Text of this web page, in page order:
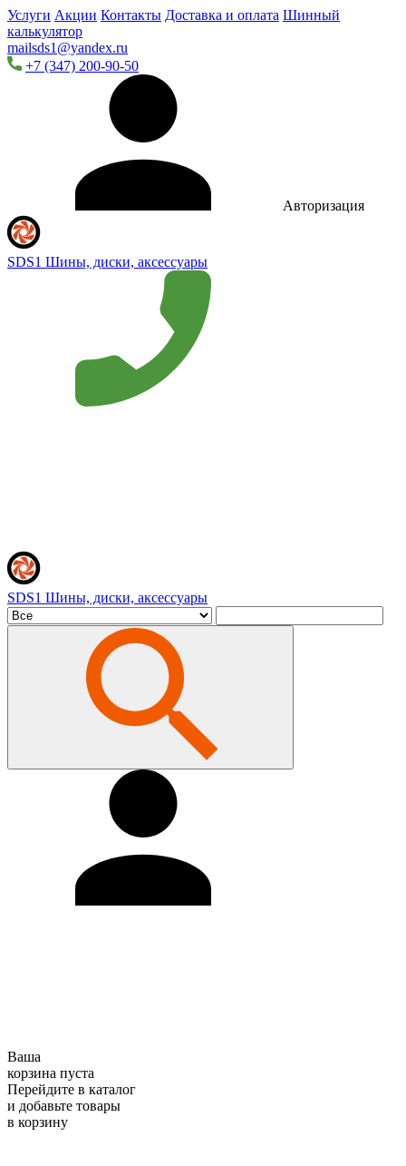
Услуги Акции Контакты Доставка и оплата Шинный
калькулятор
mailsds1@yandex.ru
+7 (347) 200-90-50
Авторизация
SDS1 Шины, диски, аксессуары
SDS1 Шины, диски, аксессуары
Ваша
корзина пуста
Перейдите в каталог
и добавьте товары
в корзину